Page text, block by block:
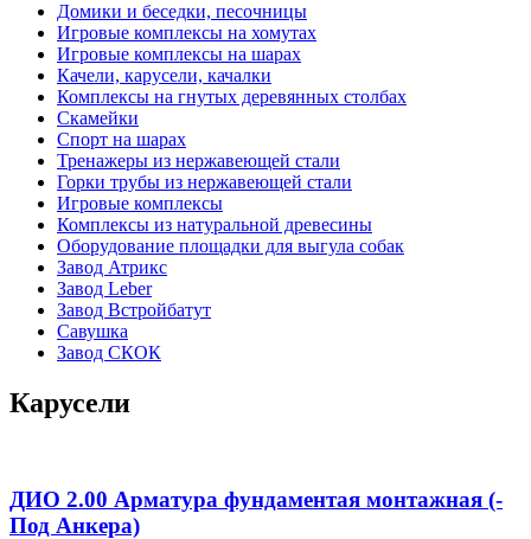
Домики и беседки, песочницы
Игровые комплексы на хомутах
Игровые комплексы на шарах
Качели, карусели, качалки
Комплексы на гнутых деревянных столбах
Скамейки
Спорт на шарах
Тренажеры из нержавеющей стали
Горки трубы из нержавеющей стали
Игровые комплексы
Комплексы из натуральной древесины
Оборудование площадки для выгула собак
Завод Атрикс
Завод Leber
Завод Встройбатут
Савушка
Завод СКОК
Карусели
ДИО 2.00 Арматура фундаментая монтажная (-
Под Анкера)